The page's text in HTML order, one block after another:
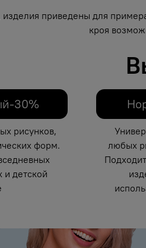
приведены для
кроя
30%
рисунков,
форм.
и детской
любых